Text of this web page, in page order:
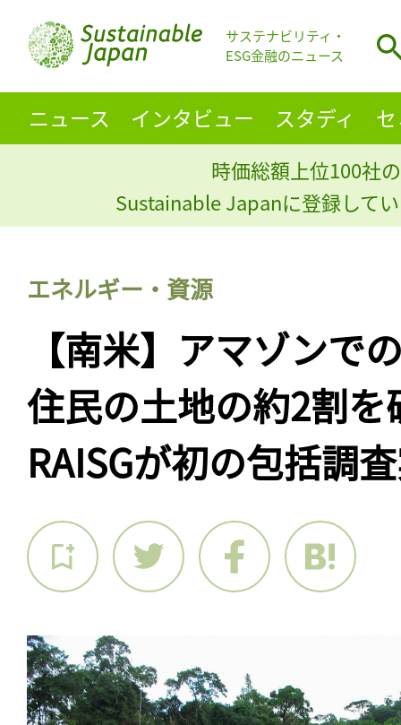
サステナビリティ・
ESG金融のニュース
ニュース インタビュー スタディ
時価総額上位100社
Sustainable Japanに登録して
エネルギー・資源
【南米】アマゾンで
住民の土地の約2割を
RAISGが初の包括調